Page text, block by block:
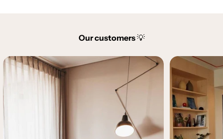
Our customers💡